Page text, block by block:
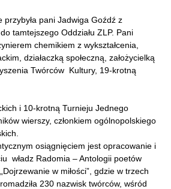
przybyła pani Jadwiga Goźdź z
tamtejszego Oddziału ZLP. Pani
chemikiem z wykształcenia,
działaczką społeczną, założycielką
Twórców Kultury, 19-krotną
i 10-krotną Turnieju Jednego
wierszy, członkiem ogólnopolskiego
osiągnięciem jest opracowanie i
władz Radomia – Antologii poetów
w miłości”, gdzie w trzech
230 nazwisk twórców, wśród